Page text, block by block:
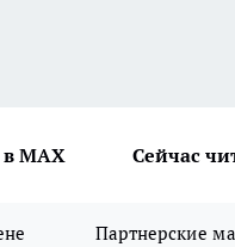
МАХ Сейчас
Партнерские